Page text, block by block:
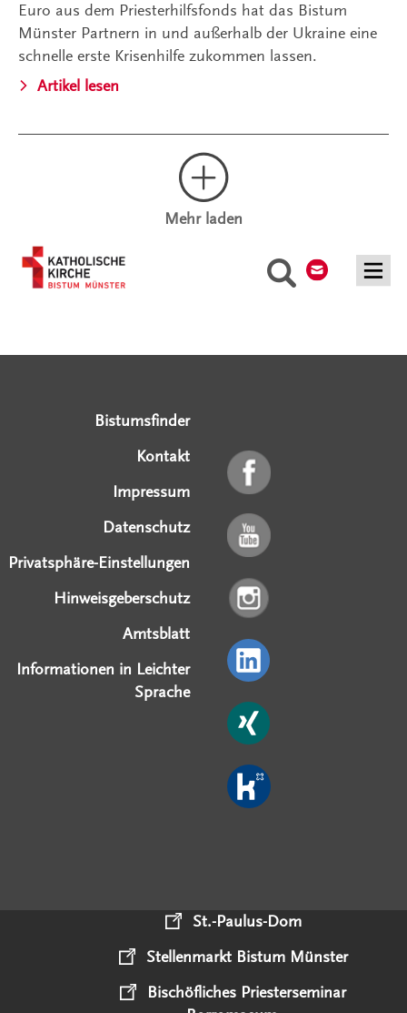
Suche
Euro aus dem Priesterhilfsfonds hat das Bistum
Münster Partnern in und außerhalb der Ukraine eine
schnelle erste Krisenhilfe zukommen lassen.
Artikel lesen
Mehr laden
Bistumsfinder
Kontakt
Impressum
Datenschutz
Privatsphäre-Einstellungen
Hinweisgeberschutz
Amtsblatt
Informationen in Leichter
Sprache
St.-Paulus-Dom
Stellenmarkt Bistum Münster
Bischöfliches Priesterseminar